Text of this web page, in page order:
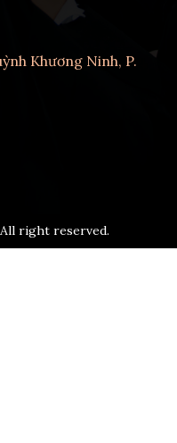
Khương Ninh, P.
All right reserved.